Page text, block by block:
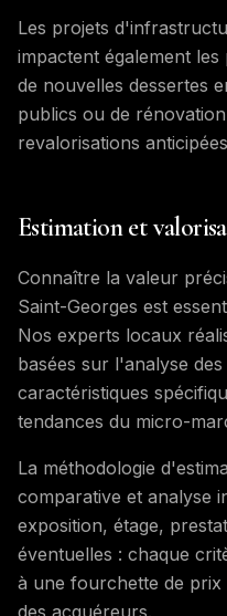
Les projets
impactent également
de nouvelles dessertes
publics ou de
revalorisations
Estimation et
Connaître la valeur
Saint-Georges est
Nos experts locaux
basées sur l'analyse
caractéristiques
tendances du micro-
La méthodologie
comparative et analyse
exposition, étage,
éventuelles : chaque
à une fourchette de prix
des acquéreurs.